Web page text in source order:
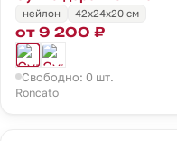
нейлон
42x24x20 см
от 9 200 ₽
Свободно: 0 шт.
Roncato